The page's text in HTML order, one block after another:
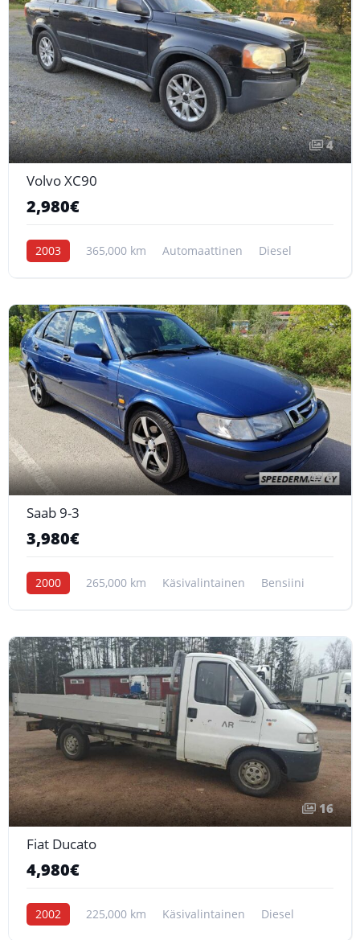
4
Volvo XC90
2,980€
2003 365,000 km Automaattinen Diesel
6
Saab 9-3
3,980€
2000 265,000 km Käsivalintainen Bensiini
16
Fiat Ducato
4,980€
2002 225,000 km Käsivalintainen Diesel